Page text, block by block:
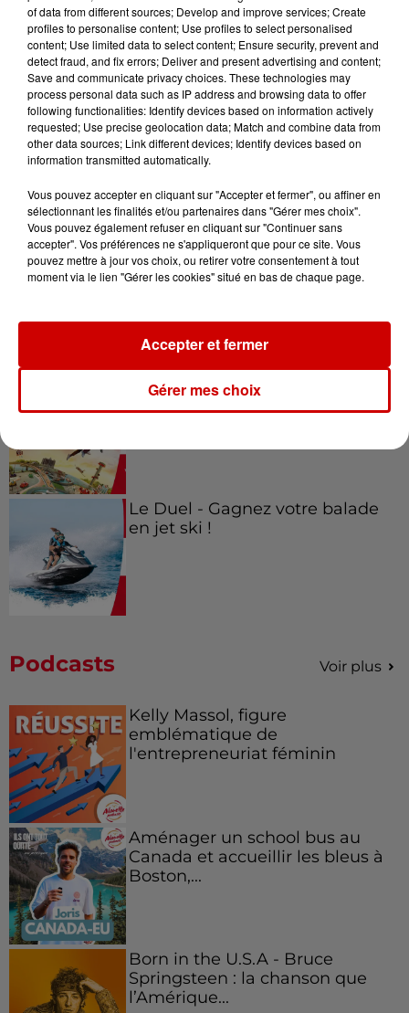
Jeux Voir plus
Gagnez vos places pour le
Festival du Roi Arthur 2026 !
Gagnez vos entrées pour le
Musée du Sport Automobile au
Alouette vous invite à
Futuroscope Xperiences !
Le Duel - Gagnez votre balade
en jet ski !
Podcasts Voir plus
Kelly Massol, figure
emblématique de
l'entrepreneuriat féminin
Aménager un school bus au
Canada et accueillir les bleus à
Boston,...
Born in the U.S.A - Bruce
Springsteen : la chanson que
l’Amérique...
of data from different sources; Develop and improve services; Create
profiles to personalise content; Use profiles to select personalised
content; Use limited data to select content; Ensure security, prevent and
detect fraud, and fix errors; Deliver and present advertising and content;
Save and communicate privacy choices. These technologies may
process personal data such as IP address and browsing data to offer
following functionalities: Identify devices based on information actively
requested; Use precise geolocation data; Match and combine data from
other data sources; Link different devices; Identify devices based on
information transmitted automatically.
Vous pouvez accepter en cliquant sur "Accepter et fermer", ou affiner en
sélectionnant les finalités et/ou partenaires dans "Gérer mes choix".
Vous pouvez également refuser en cliquant sur "Continuer sans
accepter". Vos préférences ne s'appliqueront que pour ce site. Vous
pouvez mettre à jour vos choix, ou retirer votre consentement à tout
moment via le lien "Gérer les cookies" situé en bas de chaque page.
Gérer mes choix
Accepter et fermer